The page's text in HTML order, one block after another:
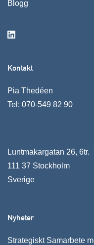
Blogg
Kontakt
Pia Thedéen
Tel: 070-549 82 90
Luntmakargatan 26, 6tr.
111 37 Stockholm
Sverige
Nyheter
Strategiskt Samarbete